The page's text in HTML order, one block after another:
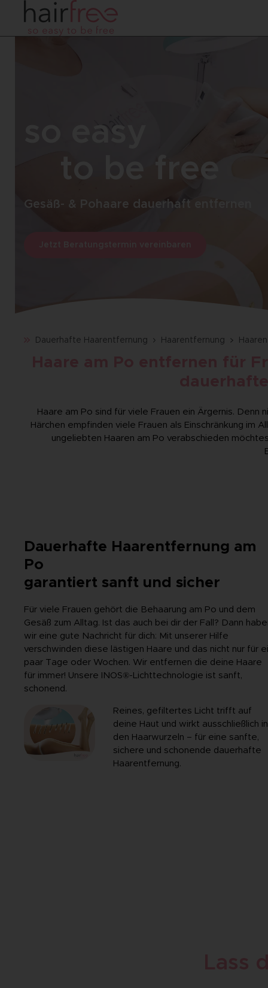
so easy
to be free
Gesäß- & Pohaare dauerhaft entfernen
Dauerhafte Haarentfernung Haarentfernung
Haare am Po sind für viele Frauen ein Ärgernis.
Härchen empfinden viele Frauen als Einschränkung im
ungeliebten Haaren am Po verabschieden
Dauerhafte Haarentfernung am
Po
garantiert sanft und sicher
Für viele Frauen gehört die Behaarung am Po und dem
Gesäß zum Alltag. Ist das auch bei dir der Fall? Dann
wir eine gute Nachricht für dich: Mit unserer Hilfe
verschwinden diese lästigen Haare und das nicht nur für
paar Tage oder Wochen. Wir entfernen die deine Haare
für immer! Unsere INOS®-Lichttechnologie ist sanft,
schonend.
Reines, gefiltertes Licht trifft auf
deine Haut und wirkt ausschließlich in
den Haarwurzeln – für eine sanfte,
sichere und schonende dauerhafte
Haarentfernung.